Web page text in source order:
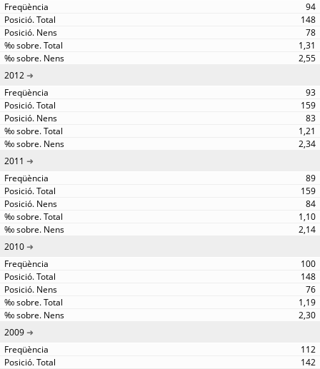
94
148
78
1,31
2,55
2012
93
159
83
1,21
2,34
2011
89
159
84
1,10
2,14
2010
100
148
76
1,19
2,30
2009
112
142